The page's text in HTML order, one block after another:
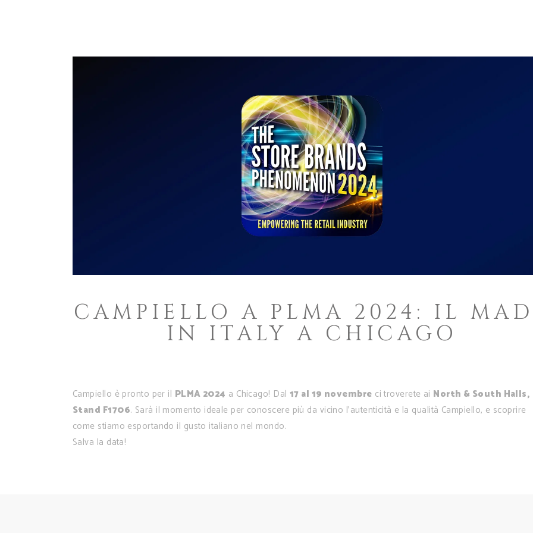
CAMPIELLO A PLMA 2024: IL
IN ITALY A CHICAGO
Campiello è pronto per il PLMA 2024 a Chicago! Dal 17 al 19 novembre ci troverete ai North & South Halls,
Stand F1706. Sarà il momento ideale per conoscere più da vicino l’autenticità e la qualità Campiello, e scoprire
come stiamo esportando il gusto italiano nel mondo.
Salva la data!